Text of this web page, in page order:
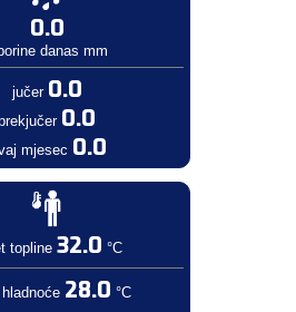
0.0
danas mm
jučer 0.0
0.0
mjesec 0.0
topline 32.0 °C
28.0 °C